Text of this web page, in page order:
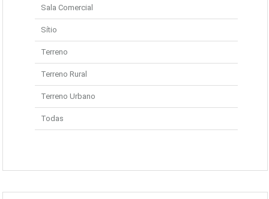
Sala Comercial
Sítio
Terreno
Terreno Rural
Terreno Urbano
Todas